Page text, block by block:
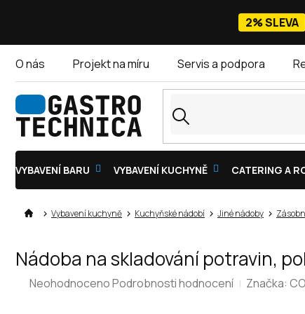
2% SLEVA
O nás Projekt na míru Servis a podpora
VYBAVENÍ BARU VYBAVENÍ KUCHYNĚ CATERING A
Vybavení kuchyně Kuchyňské nádobí Jiné nádoby
Nádoba na skladování potravin,
Průměrné
NeohodnocenoPodrobnosti hodnocení Značka: